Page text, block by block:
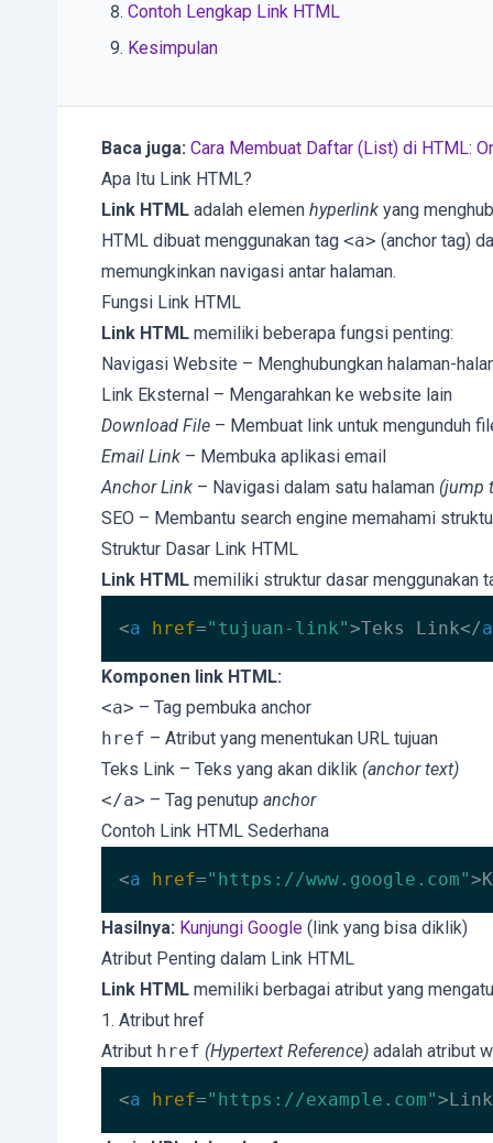
Contoh Lengkap Link HTML
Kesimpulan
Baca juga: Cara Membuat Daftar (List) di HTML:
Apa Itu Link HTML?
Link HTML adalah elemen hyperlink yang
HTML dibuat menggunakan tag <a> (anchor tag)
memungkinkan navigasi antar halaman.
Fungsi Link HTML
Link HTML memiliki beberapa fungsi penting:
Navigasi Website – Menghubungkan halaman-
Link Eksternal – Mengarahkan ke website lain
Download File – Membuat link untuk mengunduh
Email Link – Membuka aplikasi email
Anchor Link – Navigasi dalam satu halaman (jump
SEO – Membantu search engine memahami
Struktur Dasar Link HTML
Link HTML memiliki struktur dasar menggunakan
<a href="tujuan-link">Teks Link</a
Code language: HTML, XML
Komponen link HTML:
<a> – Tag pembuka anchor
href – Atribut yang menentukan URL tujuan
Teks Link – Teks yang akan diklik (anchor text)
</a> – Tag penutup anchor
Contoh Link HTML Sederhana
<a href="https://www.google.com">
Code language: HTML, XML (xml)
Hasilnya: Kunjungi Google (link yang bisa diklik)
Atribut Penting dalam Link HTML
Link HTML memiliki berbagai atribut yang
1. Atribut href
Atribut href (Hypertext Reference) adalah atribut
<a href="https://example.com">